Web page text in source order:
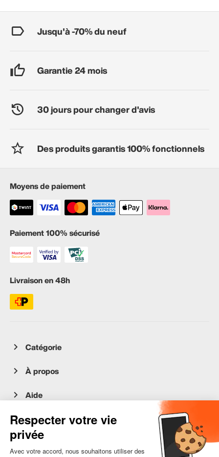
Jusqu'à -70% du neuf
Garantie 24 mois
30 jours pour changer d'avis
Des produits garantis 100% fonctionnels
Moyens de paiement
Paiement 100% sécurisé
Livraison en 48h
Catégorie
À propos
Aide
Service client
occasion.migros.mobile@recommerce.com